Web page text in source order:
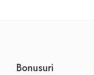
Bonusuri